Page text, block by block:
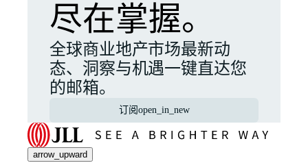
尽在掌握。
全球商业地产市场最新动
态、洞察与机遇一键直达您
的邮箱。
订阅 open_in_new
arrow_upward